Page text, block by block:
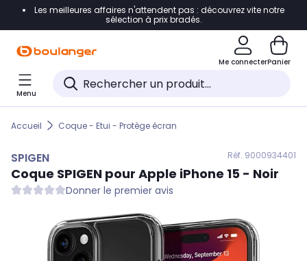
Accéder directement à la navigation
Accéder directement au pied de page
Accéder directement au chatbot
Les meilleures affaires n'attendent pas : découvrez vite notre
sélection à prix bradés.
Me connecterPanier
Menu
Accueil Coque - Etui - Protège écran
SPIGEN Réf. 9000934401
Coque SPIGEN pour Apple iPhone 15 - Noir
Donner le premier avis